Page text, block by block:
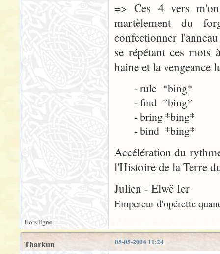
=> Ces 4 vers
martèlement du
confectionner
se répétant ces
haine et la vengeance
- rule *bing*
- find *bing*
- bring *bing*
- bind *bing*
Accélération du
l'Histoire de la Terre
Julien - Elwë Ier
Empereur d'opérette
Hors ligne
05-05-2004 11:24
Tharkun